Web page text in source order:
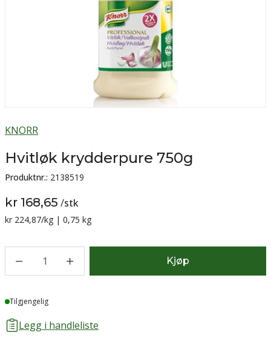
KNORR
Hvitløk krydderpure 750g
Produktnr.: 2138519
kr 168,65 /stk
Sammenligning pris:
kr 224,87/kg | 0,75 kg
1 Kjøp
Lager
Tilgjengelig
Legg i handleliste